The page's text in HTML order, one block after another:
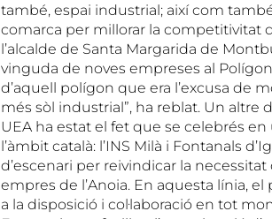
també, espai industrial; així com
comarca per millorar la competitivitat
l’alcalde de Santa Margarida de
vinguda de noves empreses al Polígon
d’aquell polígon que era l’excusa de
més sòl industrial”, ha reblat. Un altre
UEA ha estat el fet que se celebrés
l’àmbit català: l’INS Milà i Fontanals
d’escenari per reivindicar la
empres de l’Anoia. En aquesta línia,
a la disposició i col·laboració en tot